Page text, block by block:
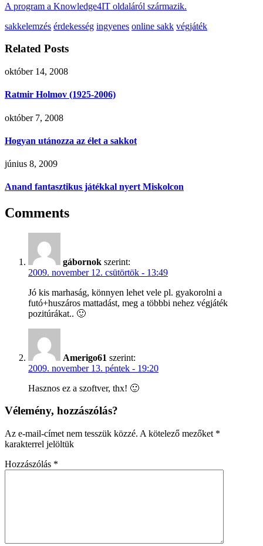
A program a Knowledge4IT oldaláról származik.
sakkelemzés érdekesség ingyenes online sakk végjáték
Related Posts
október 14, 2008
Ratmir Holmov (1925-2006)
október 7, 2008
Hogyan utánozza az élet a sakkot
június 8, 2009
Anand fantasztikus játékkal nyert Miskolcon
Comments
gábornok szerint:
2009. november 12. csütörtök - 13:49
Jó kis marhaság, könnyen lehet vele pl. gyakorolni a
futó+huszáros mattadást, meg a többbi nehez végjáték
pozitúrákat.. 🙂
Amerigo61 szerint:
2009. november 13. péntek - 19:20
Hasznos ez a szoftver, thx! 🙂
Vélemény, hozzászólás?
Az e-mail-címet nem tesszük közzé. A kötelező mezőket *
karakterrel jelöltük
Hozzászólás *